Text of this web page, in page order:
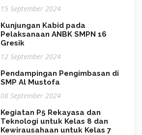
15 September 2024
Kunjungan Kabid pada
Pelaksanaan ANBK SMPN 16
Gresik
12 September 2024
Pendampingan Pengimbasan di
SMP Al Mustofa
08 September 2024
Kegiatan P5 Rekayasa dan
Teknologi untuk Kelas 8 dan
Kewirausahaan untuk Kelas 7